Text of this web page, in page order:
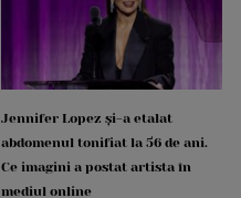
Jennifer Lopez și-a etalat
abdomenul tonifiat la 56 de ani.
Ce imagini a postat artista în
mediul online